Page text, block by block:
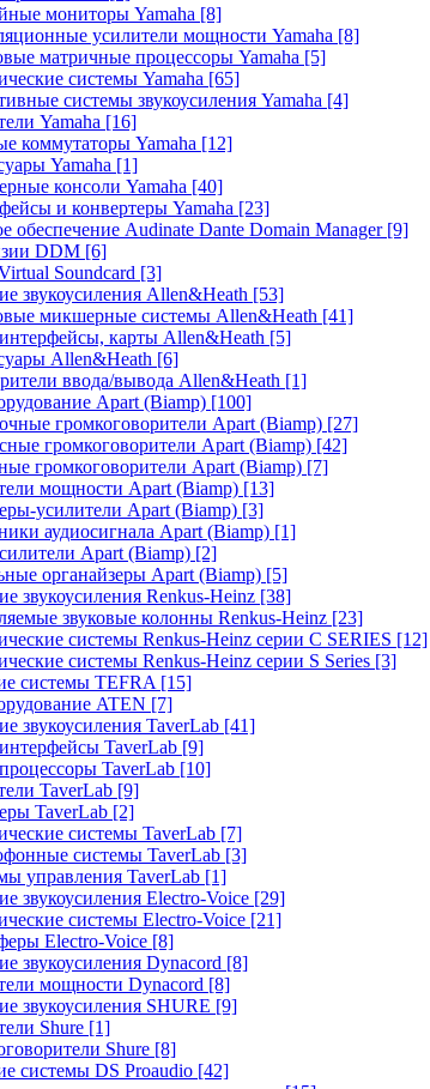
мониторы Yamaha [8]
усилители мощности Yamaha [8]
матричные процессоры Yamaha [5]
системы Yamaha [65]
системы звукоусиления Yamaha [4]
Yamaha [16]
коммутаторы Yamaha [12]
Yamaha [1]
консоли Yamaha [40]
и конвертеры Yamaha [23]
обеспечение Audinate Dante Domain Manager [9]
DDM [6]
Soundcard [3]
звукоусиления Allen&Heath [53]
микшерные системы Allen&Heath [41]
карты Allen&Heath [5]
Allen&Heath [6]
ввода/вывода Allen&Heath [1]
Apart (Biamp) [100]
громкоговорители Apart (Biamp) [27]
громкоговорители Apart (Biamp) [42]
громкоговорители Apart (Biamp) [7]
мощности Apart (Biamp) [13]
усилители Apart (Biamp) [3]
аудиосигнала Apart (Biamp) [1]
Apart (Biamp) [2]
органайзеры Apart (Biamp) [5]
звукоусиления Renkus-Heinz [38]
звуковые колонны Renkus-Heinz [23]
системы Renkus-Heinz серии C SERIES [12]
системы Renkus-Heinz серии S Series [3]
системы TEFRA [15]
ATEN [7]
звукоусиления TaverLab [41]
TaverLab [9]
TaverLab [10]
TaverLab [9]
TaverLab [2]
системы TaverLab [7]
системы TaverLab [3]
управления TaverLab [1]
звукоусиления Electro-Voice [29]
системы Electro-Voice [21]
Electro-Voice [8]
звукоусиления Dynacord [8]
мощности Dynacord [8]
звукоусиления SHURE [9]
Shure [1]
Shure [8]
системы DS Proaudio [42]